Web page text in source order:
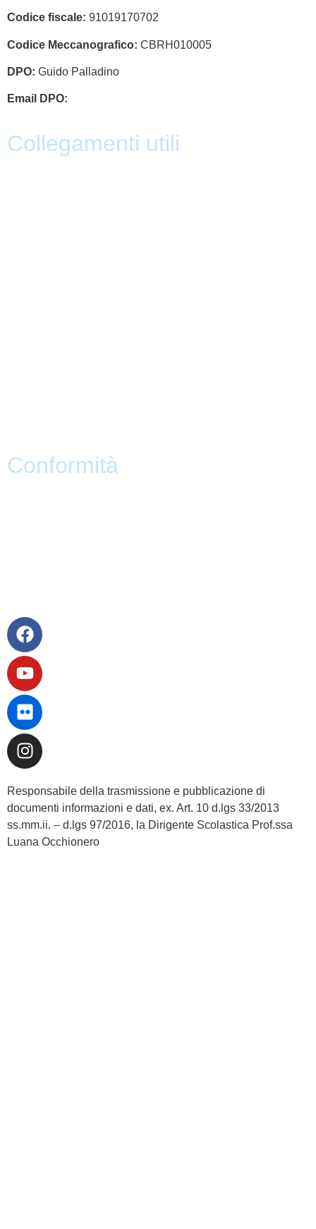
Codice fiscale: 91019170702
Codice Meccanografico: CBRH010005
DPO: Guido Palladino
Email DPO:
Collegamenti utili
Conformità
Responsabile della trasmissione e pubblicazione di
documenti informazioni e dati, ex. Art. 10 d.lgs 33/2013
ss.mm.ii. – d.lgs 97/2016, la Dirigente Scolastica Prof.ssa
Luana Occhionero